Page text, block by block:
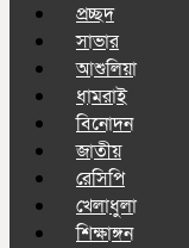
প্রচ্ছদ
সাভার
আশুলিয়া
ধামরাই
বিনোদন
জাতীয়
রেসিপি
খেলাধুলা
শিক্ষাঙ্গন